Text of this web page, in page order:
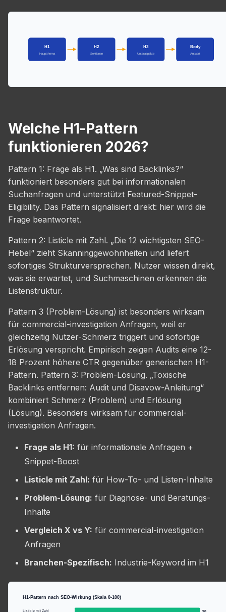
H1
Hauptthema
H2
Sektionen
H3
Unteraspekte
Body
Antwort
Welche H1-Pattern
funktionieren 2026?
Pattern 1: Frage als H1. „Was sind Backlinks?“
funktioniert besonders gut bei informationalen
Suchanfragen und unterstützt Featured-Snippet-
Eligibility. Das Pattern signalisiert direkt: hier wird die
Frage beantwortet.
Pattern 2: Listicle mit Zahl. „Die 12 wichtigsten SEO-
Hebel“ zieht Skanninggewohnheiten und liefert
sofortiges Strukturversprechen. Nutzer wissen direkt,
was sie erwartet, und Suchmaschinen erkennen die
Listenstruktur.
Pattern 3 (Problem-Lösung) ist besonders wirksam
für commercial-investigation Anfragen, weil er
gleichzeitig Nutzer-Schmerz triggert und sofortige
Erlösung verspricht. Empirisch zeigen Audits eine 12-
18 Prozent höhere CTR gegenüber generischen H1-
Pattern. Pattern 3: Problem-Lösung. „Toxische
Backlinks entfernen: Audit und Disavow-Anleitung“
kombiniert Schmerz (Problem) und Erlösung
(Lösung). Besonders wirksam für commercial-
investigation Anfragen.
Frage als H1: für informationale Anfragen +
Snippet-Boost
Listicle mit Zahl: für How-To- und Listen-Inhalte
Problem-Lösung: für Diagnose- und Beratungs-
Inhalte
Vergleich X vs Y: für commercial-investigation
Anfragen
Branchen-Spezifisch: Industrie-Keyword im H1
H1-Pattern nach SEO-Wirkung (Skala 0-100)
Listicle mit Zahl 90